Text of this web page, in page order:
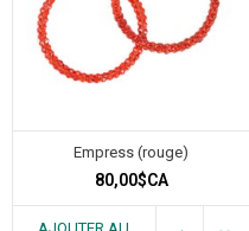
Empress (rouge)
80,00$CA